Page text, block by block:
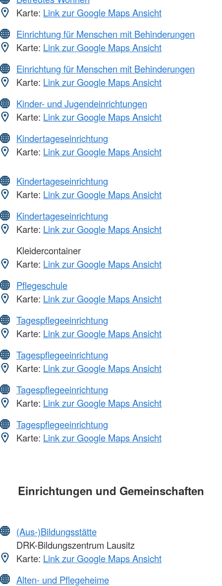
Karte: Link zur Google Maps Ansicht
Einrichtung für Menschen mit Behinderungen
Karte: Link zur Google Maps Ansicht
Einrichtung für Menschen mit Behinderungen
Karte: Link zur Google Maps Ansicht
Kinder- und Jugendeinrichtungen
Karte: Link zur Google Maps Ansicht
Kindertageseinrichtung
Karte: Link zur Google Maps Ansicht
Kindertageseinrichtung
Karte: Link zur Google Maps Ansicht
Kindertageseinrichtung
Karte: Link zur Google Maps Ansicht
Kleidercontainer
Karte: Link zur Google Maps Ansicht
Pflegeschule
Karte: Link zur Google Maps Ansicht
Tagespflegeeinrichtung
Karte: Link zur Google Maps Ansicht
Tagespflegeeinrichtung
Karte: Link zur Google Maps Ansicht
Tagespflegeeinrichtung
Karte: Link zur Google Maps Ansicht
Tagespflegeeinrichtung
Karte: Link zur Google Maps Ansicht
Einrichtungen und Gemeinschaften
(Aus-)Bildungsstätte
DRK-Bildungszentrum Lausitz
Karte: Link zur Google Maps Ansicht
Alten- und Pflegeheime